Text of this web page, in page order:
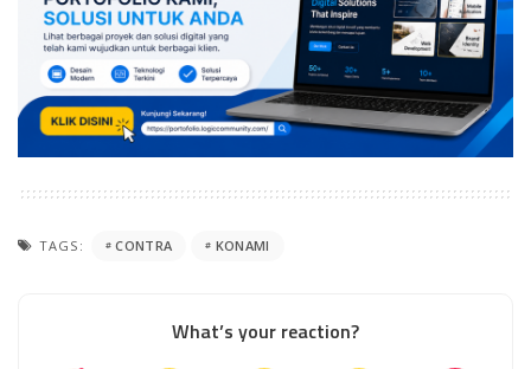
TAGS: CONTRA KONAMI
What’s your reaction?